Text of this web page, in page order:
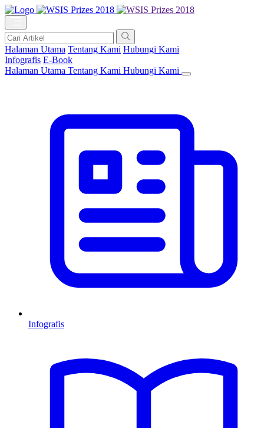
Halaman Utama Tentang Kami Hubungi Kami
Infografis E-Book
Halaman Utama Tentang Kami Hubungi Kami
Infografis